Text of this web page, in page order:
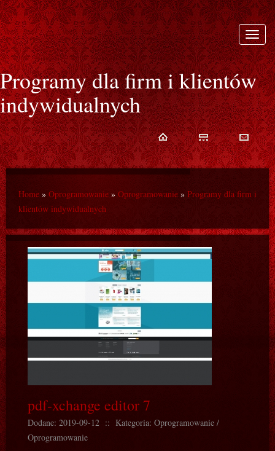
Programy dla firm i klientów
indywidualnych
Home » Oprogramowanie » Oprogramowanie » Programy dla firm i
klientów indywidualnych
pdf-xchange editor 7
Dodane: 2019-09-12 :: Kategoria: Oprogramowanie /
Oprogramowanie